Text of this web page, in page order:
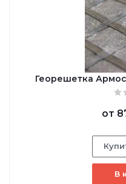
Георешетка
от
В